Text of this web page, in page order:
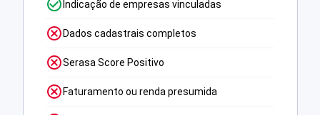
Indicação de empresas vinculadas
Dados cadastrais completos
Serasa Score Positivo
Faturamento ou renda presumida